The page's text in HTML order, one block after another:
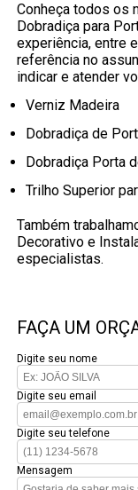
Conheça todos os
Dobradiça para
experiência, entre
referência no
indicar e atender
Verniz Madeira
Dobradiça de
Dobradiça Porta
Trilho Superior
Também
Decorativo e
especialistas.
FAÇA UM
Digite seu nome
Digite seu email
Digite seu telefone
Mensagem